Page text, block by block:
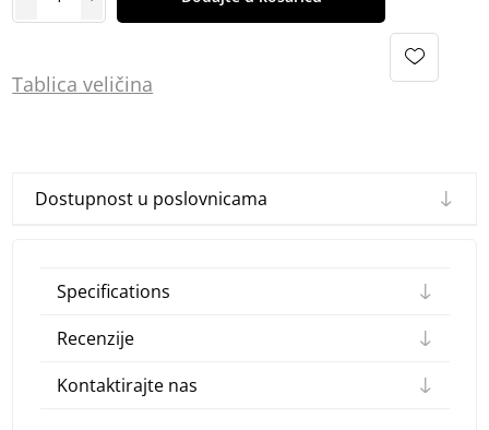
Tablica veličina
Dostupnost u poslovnicama
Specifications
Recenzije
Kontaktirajte nas